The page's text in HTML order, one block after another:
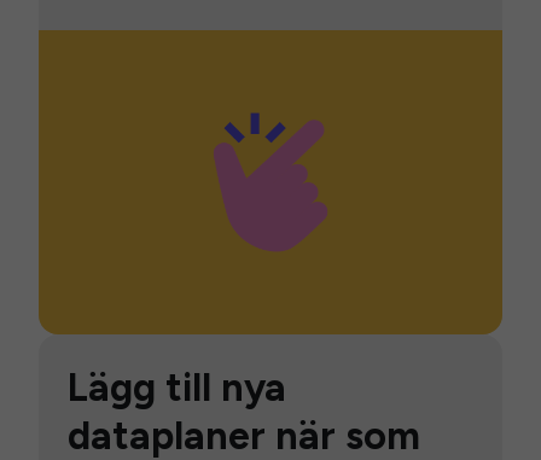
Lägg till nya
dataplaner när som